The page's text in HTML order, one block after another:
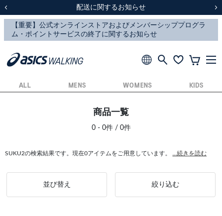
スクスク（SUKU2）価格改定のお知らせ
配送に関するお知らせ
スクスク（SUKU2）価格改定のお知らせ
配送に関するお知らせ
ALL MENS WOMENS KIDS
商品一覧
0 - 0件 / 0件
SUKU2の検索結果です。現在0アイテムをご用意しています。 ...続きを読む
並び替え 絞り込む